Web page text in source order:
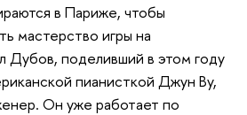
в Париже, чтобы
мастерство игры на
Дубов, поделивший в этом году
пианисткой Джун Ву,
Он уже работает по